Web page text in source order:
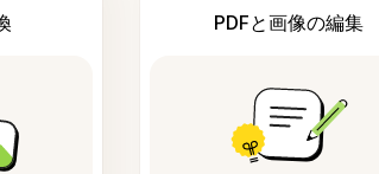
PDFと画像の編集